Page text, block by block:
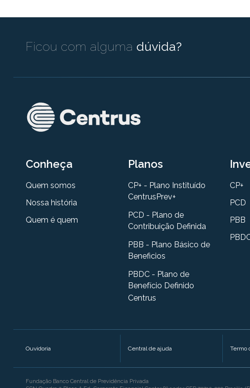
Ficou com alguma dúvida?
Conheça
Quem somos
Nossa história
Quem é quem
Planos
CP+ - Plano Instituído
CentrusPrev+
PCD - Plano de
Contribuição Definida
PBB - Plano Básico de
Beneficios
PBDC - Plano de
Benefício Definido
Centrus
CP+
PCD
PBB
Ouvidoria Central de ajuda Termo
Fundação Banco Central de Previdência Privada